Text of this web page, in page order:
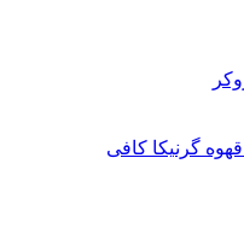
گرنیکا کافی